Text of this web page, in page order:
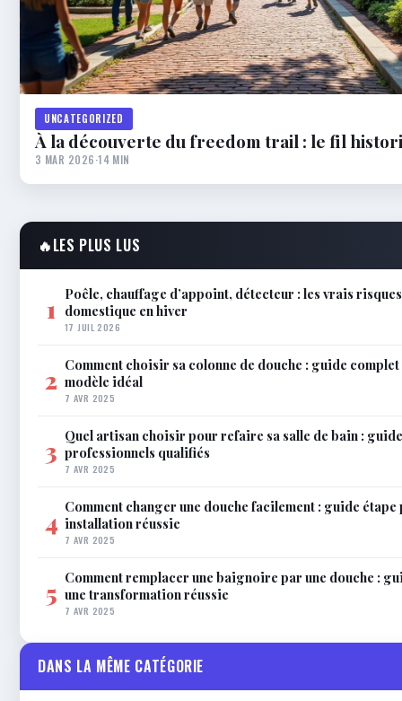
UNCATEGORIZED
À la découverte du freedom trail : le fil
3 MAR 2026·14 MIN
🔥LES PLUS LUS
1
Poêle, chauffage d’appoint, détecteur : les vrais
domestique en hiver
17 JUIL 2026
2 Comment choisir sa colonne de douche : guide
modèle idéal
7 AVR 2025
3 Quel artisan choisir pour refaire sa salle de bain :
professionnels qualifiés
7 AVR 2025
4 Comment changer une douche facilement : guide
installation réussie
7 AVR 2025
5 Comment remplacer une baignoire par une douche :
une transformation réussie
7 AVR 2025
DANS LA MÊME CATÉGORIE